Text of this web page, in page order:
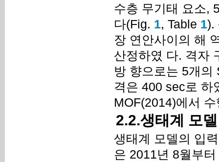
수층 무기태 요소,
다(Fig. 1, Table 1).
장 연안사이의 해
산정하였 다. 격자
방 향으로는 5개의
격은 400 sec로 하
MOF(2014)에서
2.2.생태계 모
생태계 모델의 입
은 2011년 8월부